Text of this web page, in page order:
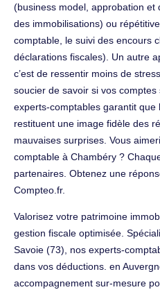
(business model, approbation et
des immobilisations) ou
comptable, le suivi des encours
déclarations fiscales). Un autre
c’est de ressentir moins de
soucier de savoir si vos
experts-comptables garantit
restituent une image fidèle des
mauvaises surprises. Vous
comptable à Chambéry ?
partenaires. Obtenez une
Compteo.fr.
Valorisez votre patrimoine
gestion fiscale optimisée.
Savoie (73), nos experts-
dans vos déductions. en
accompagnement sur-mesure